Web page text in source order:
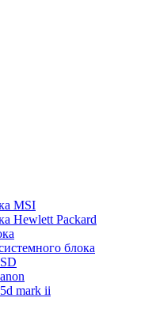
MSI
Hewlett Packard
блока
mark ii